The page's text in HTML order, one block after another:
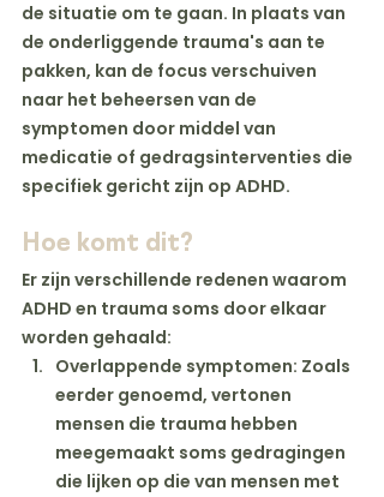
de situatie om te gaan. In plaats van
de onderliggende trauma's aan te
pakken, kan de focus verschuiven
naar het beheersen van de
symptomen door middel van
medicatie of gedragsinterventies die
specifiek gericht zijn op ADHD.
Hoe komt dit?
Er zijn verschillende redenen waarom
ADHD en trauma soms door elkaar
worden gehaald:
Overlappende symptomen: Zoals
eerder genoemd, vertonen
mensen die trauma hebben
meegemaakt soms gedragingen
die lijken op die van mensen met